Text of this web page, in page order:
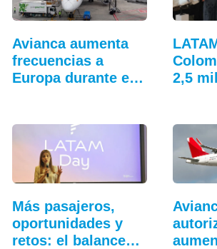
Avianca aumenta
frecuencias a
Europa durante el
2,5
Más pasajeros,
oportunidades y
retos: el balance…